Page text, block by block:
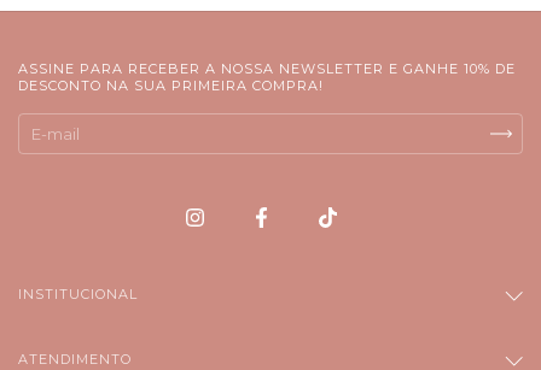
ASSINE PARA RECEBER A NOSSA NEWSLETTER E GANHE 10% DE
DESCONTO NA SUA PRIMEIRA COMPRA!
INSTITUCIONAL
ATENDIMENTO